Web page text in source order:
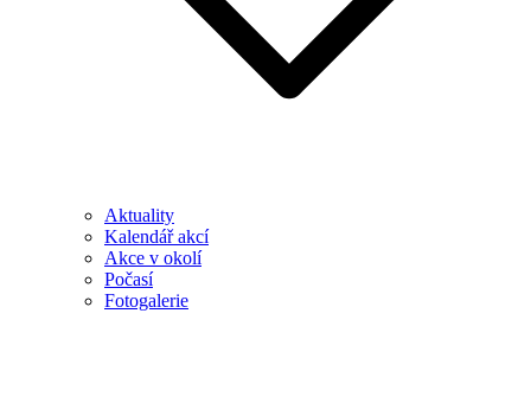
Aktuality
Kalendář akcí
Akce v okolí
Počasí
Fotogalerie